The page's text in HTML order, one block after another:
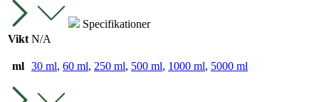
Specifikationer
Vikt N/A
ml 30 ml, 60 ml, 250 ml, 500 ml, 1000 ml, 5000 ml